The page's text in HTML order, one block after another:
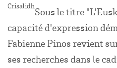
CrisalidhSous le titre
capacité d'expression
Fabienne Pinos revient
ses recherches dans le